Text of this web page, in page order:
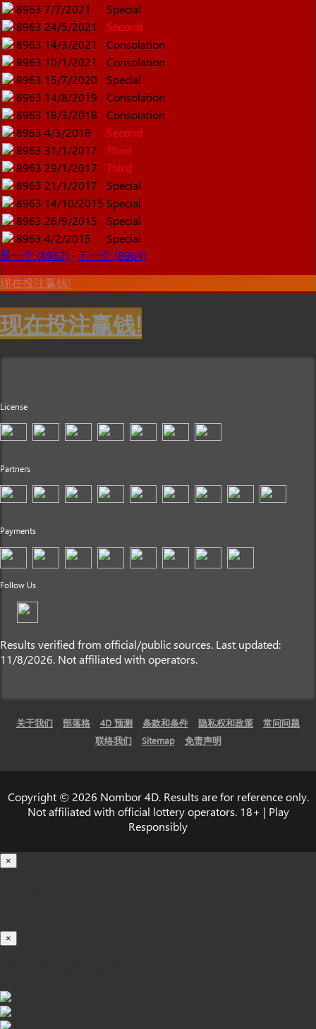
8963 7/7/2021
Special
8963 24/5/2021
Second
8963 14/3/2021
Consolation
8963 10/1/2021
Consolation
8963 15/7/2020
Special
8963 14/8/2019
Consolation
8963 18/3/2018
Consolation
8963 4/3/2018
Second
8963 31/1/2017
Third
8963 29/1/2017
Third
8963 21/1/2017
Special
8963 14/10/2015 Special
8963 26/9/2015
Special
8963 4/2/2015
Special
是一个 (8962)
下一个 (8964)
现在投注赢钱!
现在投注赢钱!
License
Partners
Payments
Follow Us
Results verified from official/public sources. Last updated:
11/8/2026. Not affiliated with operators.
关于我们 部落格 4D 预测 条款和条件 隐私权和政策
常问问题
联络我们
Sitemap 免责声明
Copyright © 2026 Nombor 4D. Results are for reference only.
Not affiliated with official lottery operators. 18+ | Play
Responsibly
×
×